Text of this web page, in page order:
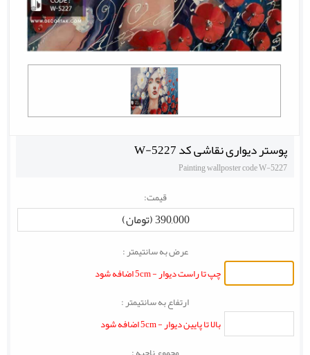
پوستر دیواری نقاشی کد W-5227
Painting wallposter code W-5227
قیمت:
390,000 (تومان)
عرض به سانتیمتر :
چپ تا راست دیوار - 5cm اضافه شود
ارتفاع به سانتیمتر :
بالا تا پایین دیوار - 5cm اضافه شود